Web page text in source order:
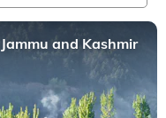
Jammu and Kashmir